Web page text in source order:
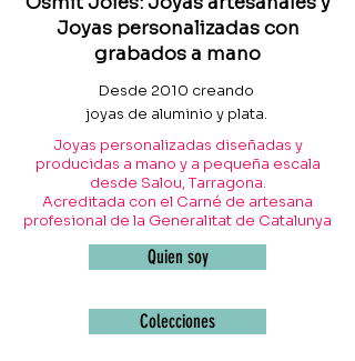
Joyas personalizadas con
grabados a mano
Joyas personalizadas diseñadas y
producidas a mano y a pequeña escala
desde Salou, Tarragona.
Acreditada con el Carné de artesana
profesional de la Generalitat de Catalunya
Quien soy
Colecciones
Desde 2010 creando
joyas de aluminio y plata.